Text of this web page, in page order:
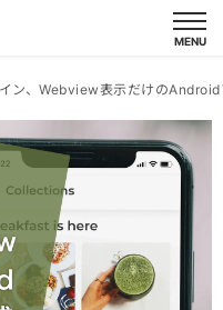
ン、Webview表示だけの